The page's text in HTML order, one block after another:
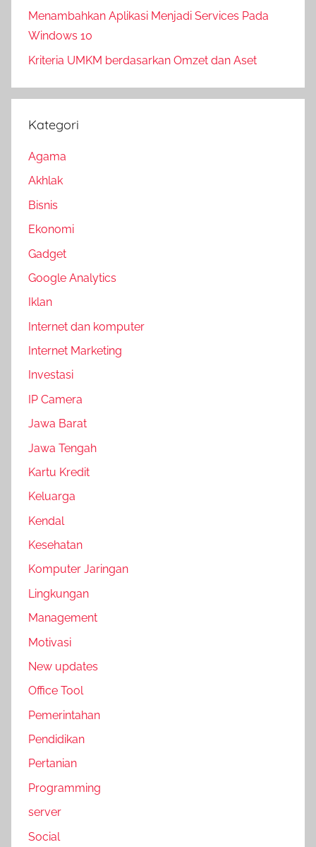
Menambahkan Aplikasi Menjadi Services Pada
Windows 10
Kriteria UMKM berdasarkan Omzet dan Aset
Kategori
Agama
Akhlak
Bisnis
Ekonomi
Gadget
Google Analytics
Iklan
Internet dan komputer
Internet Marketing
Investasi
IP Camera
Jawa Barat
Jawa Tengah
Kartu Kredit
Keluarga
Kendal
Kesehatan
Komputer Jaringan
Lingkungan
Management
Motivasi
New updates
Office Tool
Pemerintahan
Pendidikan
Pertanian
Programming
server
Social